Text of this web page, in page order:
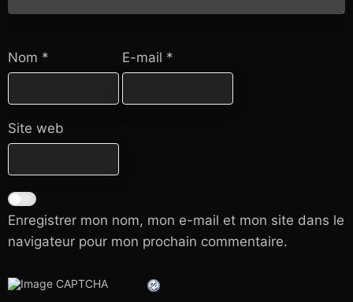
Nom * E-mail *
Site web
Enregistrer mon nom, mon e-mail et mon site dans le
navigateur pour mon prochain commentaire.